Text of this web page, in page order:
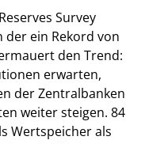
Survey
der ein Rekord von
den Trend:
erwarten,
der Zentralbanken
weiter steigen. 84
Wertspeicher als